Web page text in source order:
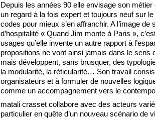
Depuis les années 90 elle envisage son
un regard à la fois expert et toujours neuf sur
codes pour mieux s’en affranchir. A l’image
d’hospitalité « Quand Jim monte à Paris »,
usages qu’elle invente un autre rapport à
propositions ne vont ainsi jamais dans le sens
mais développent, sans brusquer, des
la modularité, la réticularité… Son travail
organisateurs et à formuler de nouvelles
comme un accompagnement vers le
matali crasset collabore avec des acteurs
particulier en quête d’un nouveau scénario de